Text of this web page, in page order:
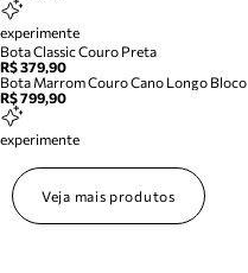
experimente
Bota Classic Couro Preta
R$ 379,90
Bota Marrom Couro Cano Longo Bloco
R$ 799,90
experimente
Veja mais produtos